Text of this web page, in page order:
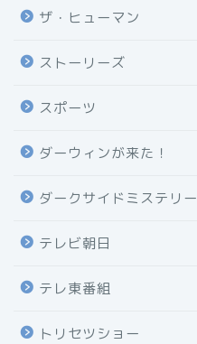
ザ・ヒューマン
ストーリーズ
スポーツ
ダーウィンが来た！
ダークサイドミステリー
テレビ朝日
テレ東番組
トリセツショー